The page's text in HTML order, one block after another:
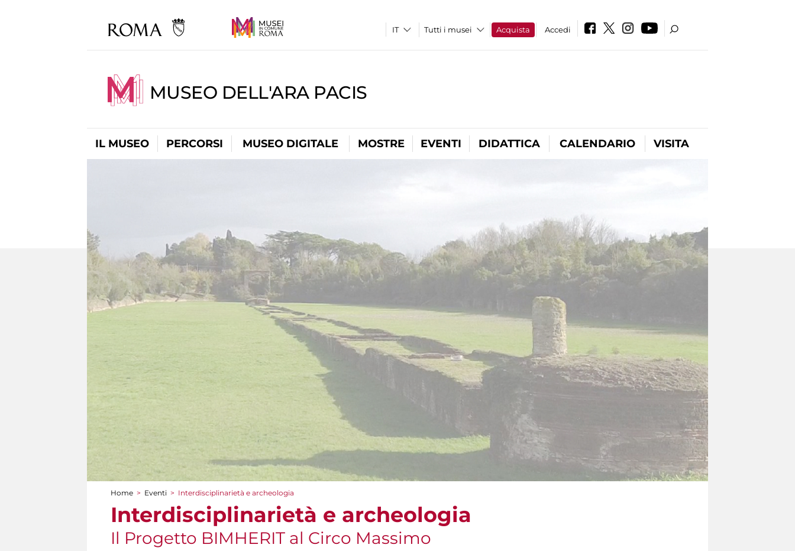
Tutti i musei Acquista Accedi
MUSEO DELL'ARA PACIS
IL MUSEO PERCORSI MUSEO DIGITALE MOSTRE EVENTI DIDATTICA CALENDARIO VISITA
Tu sei qui
Home > Eventi > Interdisciplinarietà e archeologia
Interdisciplinarietà e archeologia
Il Progetto BIMHERIT al Circo Massimo